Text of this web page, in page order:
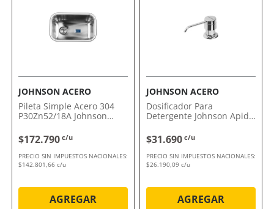
Por qué nos gusta Canasto Secaplatos Luxor
Acero Johnson Acero
Su combinación de funcionalidad y diseño lo convierte
práctico.
Comprálo ahora con envío a domicilio o retiro en
tienda.
JOHNSON ACERO
Pileta Simple Acero 304
P30Zn52/18A Johnson
$172.790 c/u
PRECIO SIN IMPUESTOS NACIONALES:
$142.801,66 c/u
AGREGAR
JOHNSON ACERO
Dosificador Para
Detergente Johnson Apido
$31.690 c/u
PRECIO SIN IMPUESTOS NACIONALES:
$26.190,09 c/u
AGREGAR